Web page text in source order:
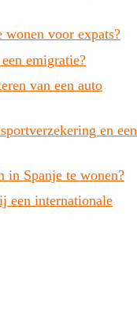
wonen voor expats?
emigratie?
van een auto
en een
in Spanje te wonen?
een internationale